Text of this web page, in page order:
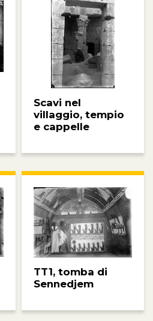
Scavi nel
villaggio, tempio
e cappelle
TT1, tomba di
Sennedjem